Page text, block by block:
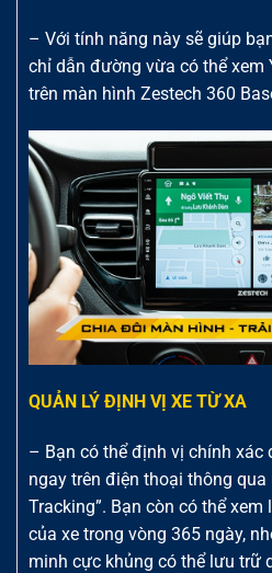
– Với tính năng này sẽ giúp
chỉ dẫn đường vừa có thể xem
trên màn hình Zestech 360
QUẢN LÝ ĐỊNH VỊ XE TỪ XA
– Bạn có thể định vị chính xác
ngay trên điện thoại thông qua
Tracking”. Bạn còn có thể
của xe trong vòng 365 ngày,
minh cực khủng có thể lưu trữ